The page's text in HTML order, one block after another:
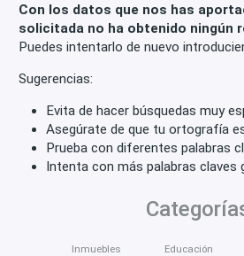
Con los datos que nos has
solicitada no ha obtenido ningún
Puedes intentarlo de nuevo
Sugerencias:
Evita de hacer búsquedas muy
Asegúrate de que tu ortografía
Prueba con diferentes palabras
Intenta con más palabras claves
Inmuebles Educación